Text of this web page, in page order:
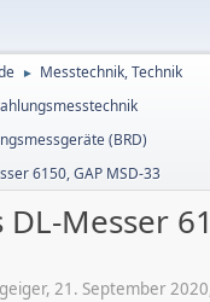
► Messtechnik, Technik
(BRD)
6150, GAP MSD-33
Messer
21. September